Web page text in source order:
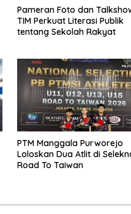
Pameran Foto dan
TIM Perkuat Literasi Publik
tentang Sekolah Rakyat
PTM Manggala Purworejo
Loloskan Dua Atlit di
Road To Taiwan